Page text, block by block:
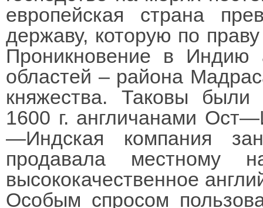
европейская страна
державу, которую по
Проникновение в
областей – района
княжества. Таковы
1600 г. англичанами
—Индская компания
продавала местному
высококачественное
Особым спросом